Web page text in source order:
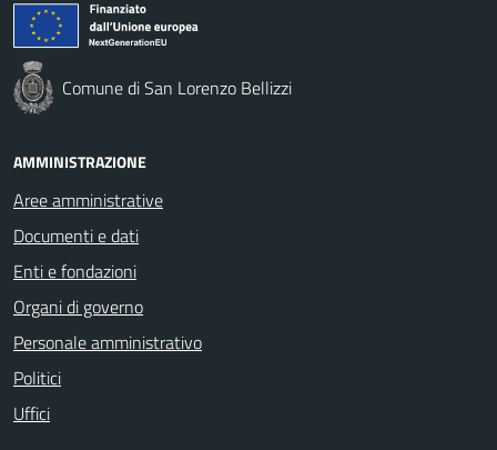
Comune di San Lorenzo Bellizzi
AMMINISTRAZIONE
Aree amministrative
Documenti e dati
Enti e fondazioni
Organi di governo
Personale amministrativo
Politici
Uffici